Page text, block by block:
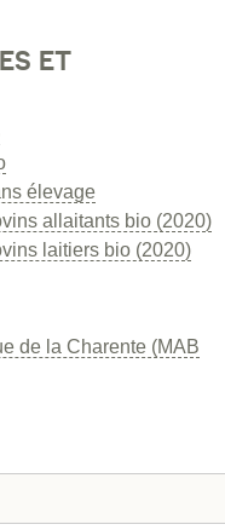
ET
élevage
allaitants bio (2020)
laitiers bio (2020)
de la Charente (MAB